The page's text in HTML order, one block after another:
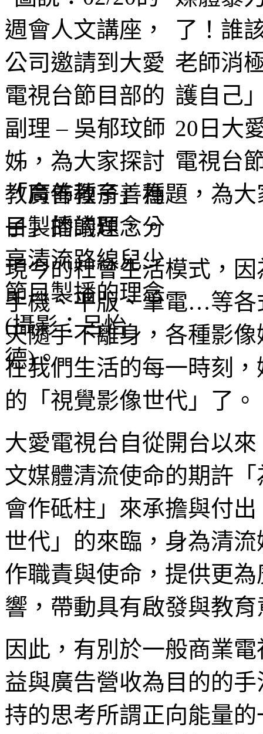
了！誰
老師消
護自己
20日大
電視台
教育善種子」為題，為
目製播的理念。
現今的社會生活模式，
手機、平版、筆電…等各
天隨手不離身，各種影
在我們生活的每一時刻
的「視覺影像世代」了。
大愛電視台自從開台以
文媒體清流使命的期許
會作砥柱」來承擔與付
世代」的來臨，身為清
作職責與使命，提供更
響，帶動具有啟發與教
因此，有別於一般商業
益與廣告營收為目的的
持的思考所謂正向能量